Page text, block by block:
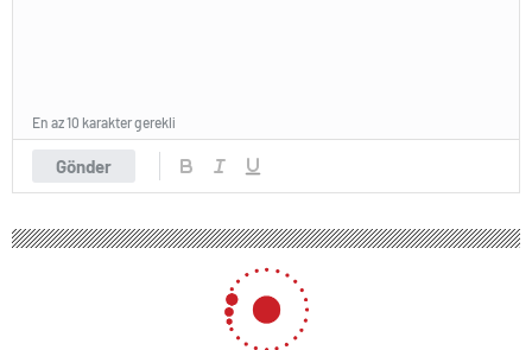
Gönder
En az 10 karakter gerekli